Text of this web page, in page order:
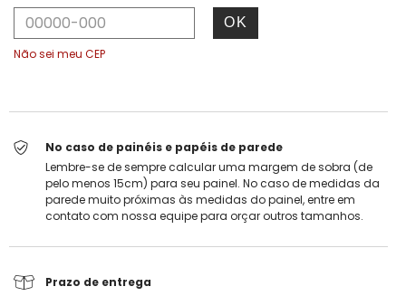
OK
Não sei meu CEP
No caso de painéis e papéis de parede
Lembre-se de sempre calcular uma margem de sobra (de
pelo menos 15cm) para seu painel. No caso de medidas da
parede muito próximas às medidas do painel, entre em
contato com nossa equipe para orçar outros tamanhos.
Prazo de entrega